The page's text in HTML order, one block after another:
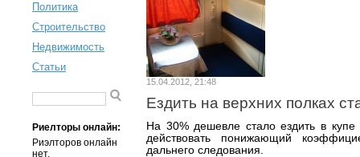
Политика
Строительство
Недвижимость
Статьи
Риелторы онлайн:
Риэлторов онлайн
нет.
15.04.2012, 21:48
Ездить на верхних полках
На 30% дешевле стало ездить в купе
действовать понижающий
дальнего следования.